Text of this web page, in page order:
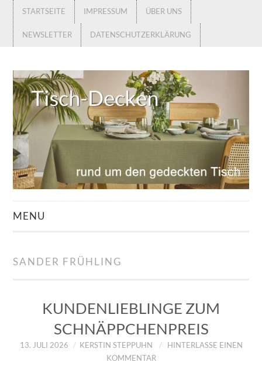
STARTSEITE IMPRESSUM ÜBER UNS
NEWSLETTER DATENSCHUTZERKLÄRUNG
MENU
ÜBER UNS
ZUM SHOP
DATENSCHUTZERKLÄRUNG
SANDER FRÜHLING
KUNDENLIEBLINGE ZUM
SCHNÄPPCHENPREIS
13. JULI 2026 KERSTIN STEPPUHN
HINTERLASSE EINEN
KOMMENTAR